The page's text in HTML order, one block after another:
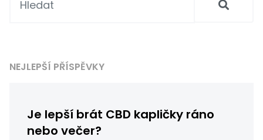
NEJLEPŠÍ PŘÍSPĚVKY
Je lepší brát CBD kapličky ráno
nebo večer?